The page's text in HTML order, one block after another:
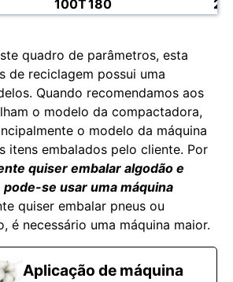
100T180 22
quadro de parâmetros, esta
de reciclagem possui uma
Quando recomendamos aos
o modelo da compactadora,
o modelo da máquina
itens embalados pelo cliente. Por
quiser embalar algodão e
pode-se usar uma máquina
quiser embalar pneus ou
é necessário uma máquina maior.
Aplicação de máquina